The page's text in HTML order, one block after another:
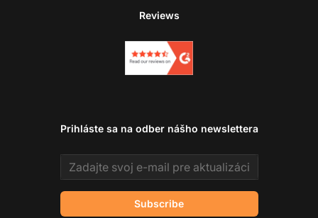
Reviews
Prihláste sa na odber nášho newslettera
Email address
Subscribe